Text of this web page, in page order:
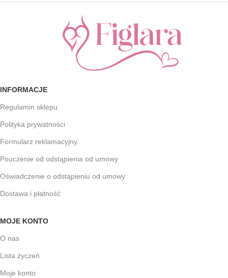
INFORMACJE
Regulamin sklepu
Polityka prywatności
Formularz reklamacyjny
Pouczenie od odstąpienia od umowy
Oświadczenie o odstąpieniu od umowy
Dostawa i płatność
MOJE KONTO
O nas
Lista życzeń
Moje konto